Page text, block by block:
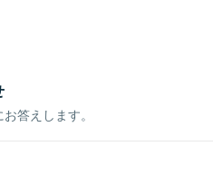
答えします。